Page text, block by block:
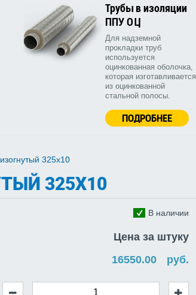
Трубы в изоляции
ППУ ОЦ
Для надземной
прокладки труб
используется
оцинкованная оболочка,
которая изготавливается
из оцинкованной
стальной полосы.
ПОДРОБНЕЕ
325х10
325Х10
В наличии
Цена за штуку
руб.